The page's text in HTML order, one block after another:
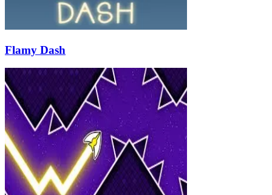
Flamy Dash